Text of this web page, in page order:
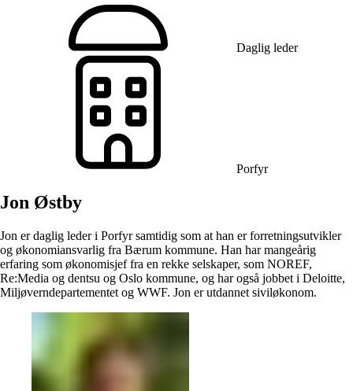
Daglig leder
Porfyr
Jon Østby
Jon er daglig leder i Porfyr samtidig som at han er forretningsutvikler
og økonomiansvarlig fra Bærum kommune. Han har mangeårig
erfaring som økonomisjef fra en rekke selskaper, som NOREF,
Re:Media og dentsu og Oslo kommune, og har også jobbet i Deloitte,
Miljøverndepartementet og WWF. Jon er utdannet siviløkonom.